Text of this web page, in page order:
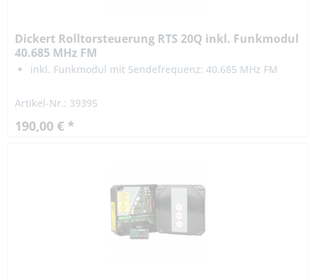
Dickert Rolltorsteuerung RTS 20Q inkl. Funkmodul
40.685 MHz FM
inkl. Funkmodul mit Sendefrequenz: 40.685 MHz FM
Artikel-Nr.: 39395
190,00 € *